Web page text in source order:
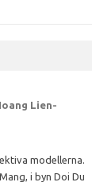
Lien-
modellerna.
i byn Doi Du